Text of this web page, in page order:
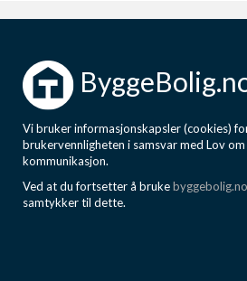
Vi bruker informasjonskapsler (cookies)
brukervennligheten i samsvar med Lov
kommunikasjon.
Ved at du fortsetter å brukebyggebolig.no
samtykker til dette.